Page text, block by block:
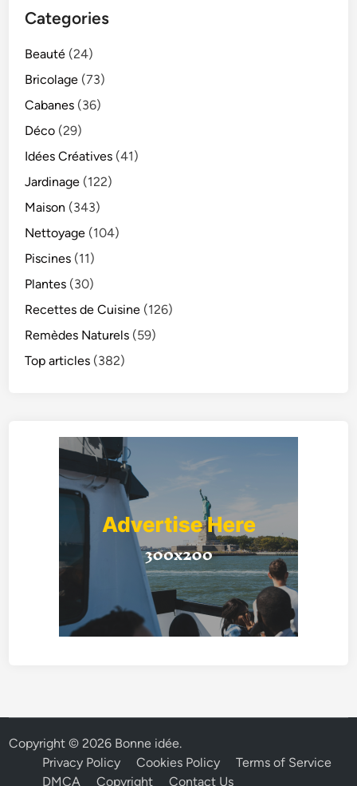
Categories
Beauté (24)
Bricolage (73)
Cabanes (36)
Déco (29)
Idées Créatives (41)
Jardinage (122)
Maison (343)
Nettoyage (104)
Piscines (11)
Plantes (30)
Recettes de Cuisine (126)
Remèdes Naturels (59)
Top articles (382)
Copyright © 2026 Bonne idée.
Privacy Policy
Cookies Policy
Terms of Service
DMCA
Copyright Contact Us